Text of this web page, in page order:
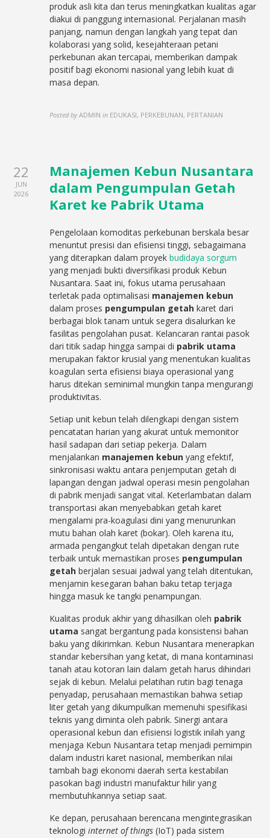
produk asli kita dan terus meningkatkan kualitas agar
diakui di panggung internasional. Perjalanan masih
panjang, namun dengan langkah yang tepat dan
kolaborasi yang solid, kesejahteraan petani
perkebunan akan tercapai, memberikan dampak
positif bagi ekonomi nasional yang lebih kuat di
masa depan.
Posted by ADMIN in EDUKASI, PERKEBUNAN, PERTANIAN
22
JUN
2026
Manajemen Kebun Nusantara
dalam Pengumpulan Getah
Karet ke Pabrik Utama
Pengelolaan komoditas perkebunan berskala besar
menuntut presisi dan efisiensi tinggi, sebagaimana
yang diterapkan dalam proyekbudidaya sorgum
yang menjadi bukti diversifikasi produk Kebun
Nusantara. Saat ini, fokus utama perusahaan
terletak pada optimalisasi manajemen kebun
dalam proses pengumpulan getah karet dari
berbagai blok tanam untuk segera disalurkan ke
fasilitas pengolahan pusat. Kelancaran rantai pasok
dari titik sadap hingga sampai di pabrik utama
merupakan faktor krusial yang menentukan kualitas
koagulan serta efisiensi biaya operasional yang
harus ditekan seminimal mungkin tanpa mengurangi
produktivitas.
Setiap unit kebun telah dilengkapi dengan sistem
pencatatan harian yang akurat untuk memonitor
hasil sadapan dari setiap pekerja. Dalam
menjalankan manajemen kebun yang efektif,
sinkronisasi waktu antara penjemputan getah di
lapangan dengan jadwal operasi mesin pengolahan
di pabrik menjadi sangat vital. Keterlambatan dalam
transportasi akan menyebabkan getah karet
mengalami pra-koagulasi dini yang menurunkan
mutu bahan olah karet (bokar). Oleh karena itu,
armada pengangkut telah dipetakan dengan rute
terbaik untuk memastikan proses pengumpulan
getah berjalan sesuai jadwal yang telah ditentukan,
menjamin kesegaran bahan baku tetap terjaga
hingga masuk ke tangki penampungan.
Kualitas produk akhir yang dihasilkan oleh pabrik
utama sangat bergantung pada konsistensi bahan
baku yang dikirimkan. Kebun Nusantara menerapkan
standar kebersihan yang ketat, di mana kontaminasi
tanah atau kotoran lain dalam getah harus dihindari
sejak di kebun. Melalui pelatihan rutin bagi tenaga
penyadap, perusahaan memastikan bahwa setiap
liter getah yang dikumpulkan memenuhi spesifikasi
teknis yang diminta oleh pabrik. Sinergi antara
operasional kebun dan efisiensi logistik inilah yang
menjaga Kebun Nusantara tetap menjadi pemimpin
dalam industri karet nasional, memberikan nilai
tambah bagi ekonomi daerah serta kestabilan
pasokan bagi industri manufaktur hilir yang
membutuhkannya setiap saat.
Ke depan, perusahaan berencana mengintegrasikan
teknologiinternet of things (IoT) pada sistem